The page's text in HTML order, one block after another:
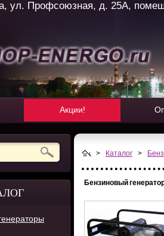
ул. Профсоюзная, д. 25А,
Акции!
> Каталог >
Бензиновый